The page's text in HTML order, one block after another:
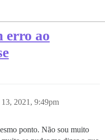
erro ao
2021, 9:49pm
ponto. Não sou muito